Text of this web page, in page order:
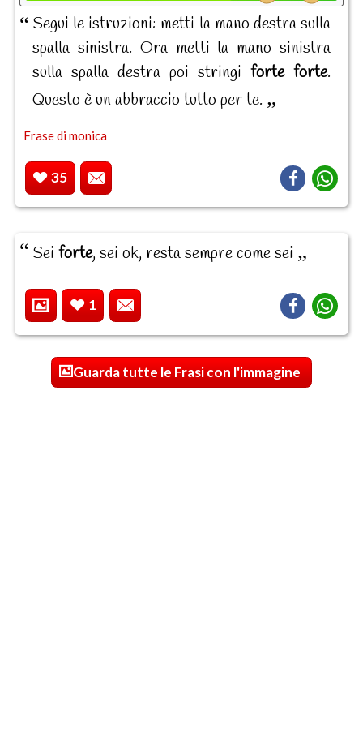
Segui le istruzioni: metti la mano destra sulla
spalla sinistra. Ora metti la mano sinistra
sulla spalla destra poi stringi forte forte.
Questo è un abbraccio tutto per te.
Frase di monica
35
Sei forte, sei ok, resta sempre come sei
1
Guarda tutte le Frasi con l'immagine